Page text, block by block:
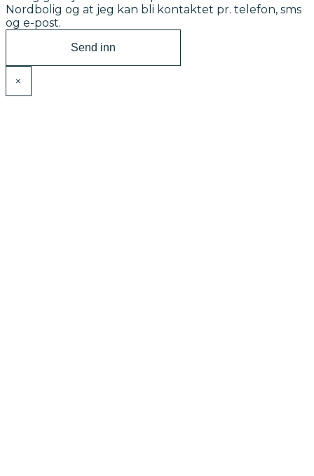
Nordbolig og at jeg kan bli kontaktet pr. telefon, sms
og e-post.
×